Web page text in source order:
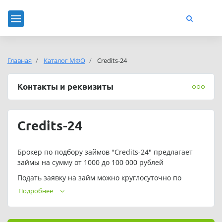
Главная Каталог МФО Credits-24
Контакты и реквизиты
Credits-24
Брокер по подбору займов "Credits-24" предлагает
займы на сумму от 1000 до 100 000 рублей
Подать заявку на займ можно круглосуточно по
телефону: +7 (499) 113-69-22
Обращаем ваше внимание, что подбор займа в "Credits-
Подробнее